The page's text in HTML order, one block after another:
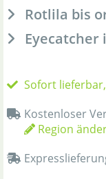
Rotlila bis
Eyecatcher
Sofort
Kostenloser
Region